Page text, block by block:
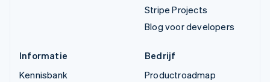
Stripe Projects
Blog voor developers
Informatie
Kennisbank
Bedrijf
Productroadmap